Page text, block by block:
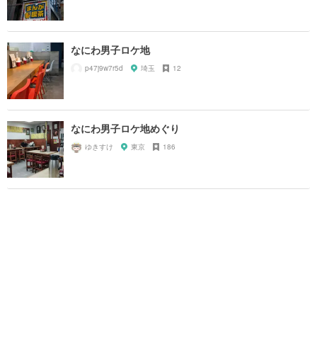
なにわ男子ロケ地
p47j9w7r5d 埼玉 12
なにわ男子ロケ地めぐり
ゆきすけ 東京 186